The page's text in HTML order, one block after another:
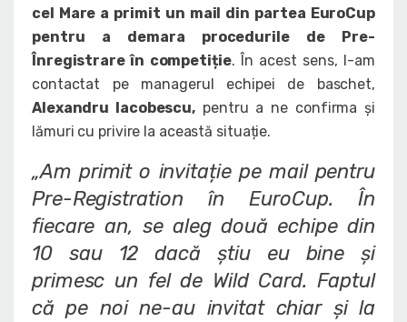
cel Mare a primit un mail din partea EuroCup
pentru a demara procedurile de Pre-
Înregistrare în competiție. În acest sens, l-am
contactat pe managerul echipei de baschet,
Alexandru Iacobescu, pentru a ne confirma și
lămuri cu privire la această situație.
„Am primit o invitație pe mail pentru
Pre-Registration în EuroCup. În
fiecare an, se aleg două echipe din
10 sau 12 dacă știu eu bine și
primesc un fel de Wild Card. Faptul
că pe noi ne-au invitat chiar și la